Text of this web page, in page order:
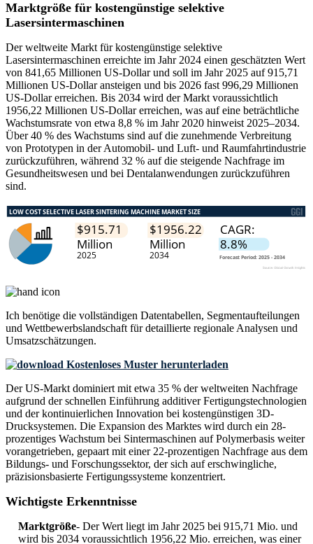
Marktgröße für kostengünstige selektive
Lasersintermaschinen
Der weltweite Markt für kostengünstige selektive
Lasersintermaschinen erreichte im Jahr 2024 einen geschätzten Wert
von 841,65 Millionen US-Dollar und soll im Jahr 2025 auf 915,71
Millionen US-Dollar ansteigen und bis 2026 fast 996,29 Millionen
US-Dollar erreichen. Bis 2034 wird der Markt voraussichtlich
1956,22 Millionen US-Dollar erreichen, was auf eine beträchtliche
Wachstumsrate von etwa 8,8 % im Jahr 2020 hinweist 2025–2034.
Über 40 % des Wachstums sind auf die zunehmende Verbreitung
von Prototypen in der Automobil- und Luft- und Raumfahrtindustrie
zurückzuführen, während 32 % auf die steigende Nachfrage im
Gesundheitswesen und bei Dentalanwendungen zurückzuführen
sind.
Ich benötige die vollständigen Datentabellen, Segmentaufteilungen
und Wettbewerbslandschaft für detaillierte regionale Analysen und
Umsatzschätzungen.
Kostenloses Muster herunterladen
Der US-Markt dominiert mit etwa 35 % der weltweiten Nachfrage
aufgrund der schnellen Einführung additiver Fertigungstechnologien
und der kontinuierlichen Innovation bei kostengünstigen 3D-
Drucksystemen. Die Expansion des Marktes wird durch ein 28-
prozentiges Wachstum bei Sintermaschinen auf Polymerbasis weiter
vorangetrieben, gepaart mit einer 22-prozentigen Nachfrage aus dem
Bildungs- und Forschungssektor, der sich auf erschwingliche,
präzisionsbasierte Fertigungssysteme konzentriert.
Wichtigste Erkenntnisse
Marktgröße- Der Wert liegt im Jahr 2025 bei 915,71 Mio. und
wird bis 2034 voraussichtlich 1956,22 Mio. erreichen, was einer